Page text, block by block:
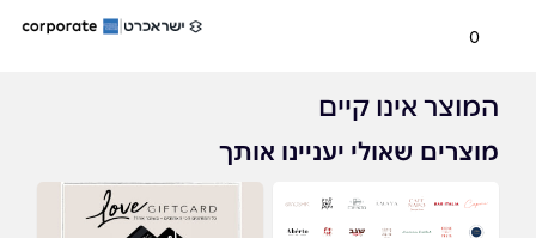
0
המוצר אינו קיים
מוצרים שאולי יעניינו אותך